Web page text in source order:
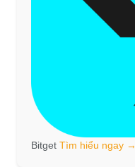
Bitget Tìm hiểu ngay →